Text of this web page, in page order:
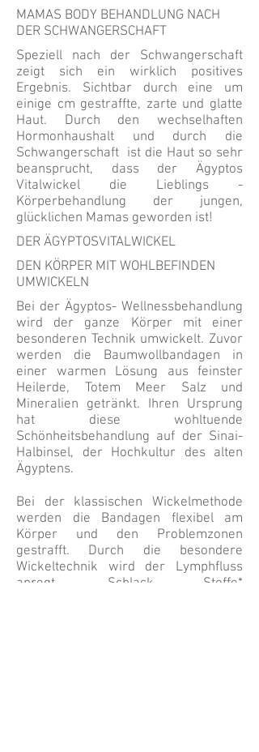
MAMAS BODY BEHANDLUNG NACH
DER SCHWANGERSCHAFT
Speziell nach der Schwangerschaft
zeigt sich ein wirklich positives
Ergebnis. Sichtbar durch eine um
einige cm gestraffte, zarte und glatte
Haut. Durch den wechselhaften
Hormonhaushalt und durch die
Schwangerschaft ist die Haut so sehr
beansprucht, dass der Ägyptos
Vitalwickel die Lieblings -
Körperbehandlung der jungen,
glücklichen Mamas geworden ist!
DER ÄGYPTOSVITALWICKEL
DEN KÖRPER MIT WOHLBEFINDEN
UMWICKELN
Bei der Ägyptos- Wellnessbehandlung
wird der ganze Körper mit einer
besonderen Technik umwickelt. Zuvor
werden die Baumwollbandagen in
einer warmen Lösung aus feinster
Heilerde, Totem Meer Salz und
Mineralien getränkt. Ihren Ursprung
hat diese wohltuende
Schönheitsbehandlung auf der Sinai-
Halbinsel, der Hochkultur des alten
Ägyptens.
Bei der klassischen Wickelmethode
werden die Bandagen flexibel am
Körper und den Problemzonen
gestrafft. Durch die besondere
Wickeltechnik wird der Lymphfluss
anregt, Schlack Stoffe*